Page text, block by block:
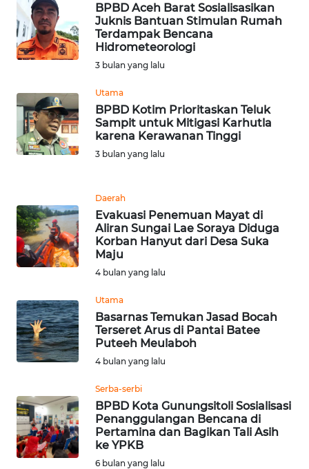
BPBD Aceh Barat Sosialisasikan
Juknis Bantuan Stimulan Rumah
Terdampak Bencana
Hidrometeorologi
3 bulan yang lalu
Utama
BPBD Kotim Prioritaskan Teluk
Sampit untuk Mitigasi Karhutla
karena Kerawanan Tinggi
3 bulan yang lalu
Daerah
Evakuasi Penemuan Mayat di
Aliran Sungai Lae Soraya Diduga
Korban Hanyut dari Desa Suka
Maju
4 bulan yang lalu
Utama
Basarnas Temukan Jasad Bocah
Terseret Arus di Pantai Batee
Puteeh Meulaboh
4 bulan yang lalu
Serba-serbi
BPBD Kota Gunungsitoli Sosialisasi
Penanggulangan Bencana di
Pertamina dan Bagikan Tali Asih
ke YPKB
6 bulan yang lalu
RIAU
WN
SERAMBI
WN
JAMBI
WN
NTB
WN
SULTENG
WN
SULBAR
WN
BABEL
WN
SUMBAR
WN